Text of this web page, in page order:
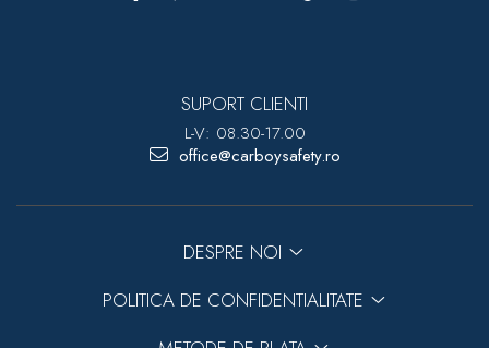
SUPORT CLIENTI
L-V: 08.30-17.00
office@carboysafety.ro
DESPRE NOI
POLITICA DE CONFIDENTIALITATE